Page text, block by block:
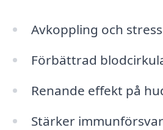
Avkoppling och
Förbättrad
Renande effekt på
Stärker